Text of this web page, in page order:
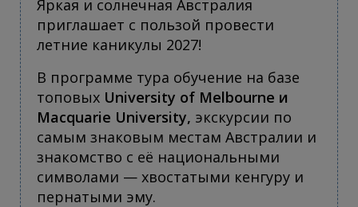
Яркая и солнечная Австралия
приглашает с пользой провести
летние каникулы 2027!
В программе тура обучение на базе
топовых University of Melbourne и
Macquarie University, экскурсии по
самым знаковым местам Австралии и
знакомство с её национальными
символами — хвостатыми кенгуру и
пернатыми эму.